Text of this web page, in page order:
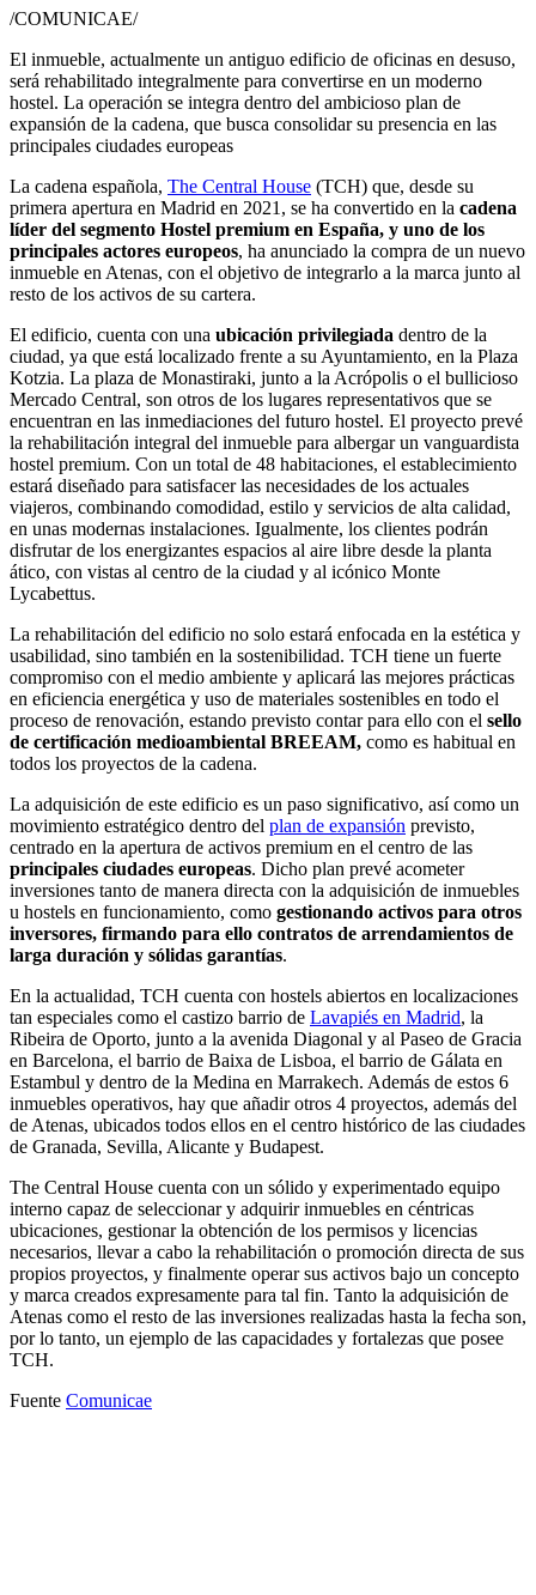
/COMUNICAE/
El inmueble, actualmente un antiguo edificio de oficinas en desuso,
será rehabilitado integralmente para convertirse en un moderno
hostel. La operación se integra dentro del ambicioso plan de
expansión de la cadena, que busca consolidar su presencia en las
principales ciudades europeas
La cadena española, The Central House (TCH) que, desde su
primera apertura en Madrid en 2021, se ha convertido en la cadena
líder del segmento Hostel premium en España, y uno de los
principales actores europeos, ha anunciado la compra de un nuevo
inmueble en Atenas, con el objetivo de integrarlo a la marca junto al
resto de los activos de su cartera.
El edificio, cuenta con una ubicación privilegiada dentro de la
ciudad, ya que está localizado frente a su Ayuntamiento, en la Plaza
Kotzia. La plaza de Monastiraki, junto a la Acrópolis o el bullicioso
Mercado Central, son otros de los lugares representativos que se
encuentran en las inmediaciones del futuro hostel. El proyecto prevé
la rehabilitación integral del inmueble para albergar un vanguardista
hostel premium. Con un total de 48 habitaciones, el establecimiento
estará diseñado para satisfacer las necesidades de los actuales
viajeros, combinando comodidad, estilo y servicios de alta calidad,
en unas modernas instalaciones. Igualmente, los clientes podrán
disfrutar de los energizantes espacios al aire libre desde la planta
ático, con vistas al centro de la ciudad y al icónico Monte
Lycabettus.
La rehabilitación del edificio no solo estará enfocada en la estética y
usabilidad, sino también en la sostenibilidad. TCH tiene un fuerte
compromiso con el medio ambiente y aplicará las mejores prácticas
en eficiencia energética y uso de materiales sostenibles en todo el
proceso de renovación, estando previsto contar para ello con el sello
de certificación medioambiental BREEAM, como es habitual en
todos los proyectos de la cadena.
La adquisición de este edificio es un paso significativo, así como un
movimiento estratégico dentro del plan de expansión previsto,
centrado en la apertura de activos premium en el centro de las
principales ciudades europeas. Dicho plan prevé acometer
inversiones tanto de manera directa con la adquisición de inmuebles
u hostels en funcionamiento, como gestionando activos para otros
inversores, firmando para ello contratos de arrendamientos de
larga duración y sólidas garantías.
En la actualidad, TCH cuenta con hostels abiertos en localizaciones
tan especiales como el castizo barrio de Lavapiés en Madrid, la
Ribeira de Oporto, junto a la avenida Diagonal y al Paseo de Gracia
en Barcelona, el barrio de Baixa de Lisboa, el barrio de Gálata en
Estambul y dentro de la Medina en Marrakech. Además de estos 6
inmuebles operativos, hay que añadir otros 4 proyectos, además del
de Atenas, ubicados todos ellos en el centro histórico de las ciudades
de Granada, Sevilla, Alicante y Budapest.
The Central House cuenta con un sólido y experimentado equipo
interno capaz de seleccionar y adquirir inmuebles en céntricas
ubicaciones, gestionar la obtención de los permisos y licencias
necesarios, llevar a cabo la rehabilitación o promoción directa de sus
propios proyectos, y finalmente operar sus activos bajo un concepto
y marca creados expresamente para tal fin. Tanto la adquisición de
Atenas como el resto de las inversiones realizadas hasta la fecha son,
por lo tanto, un ejemplo de las capacidades y fortalezas que posee
TCH.
Fuente Comunicae